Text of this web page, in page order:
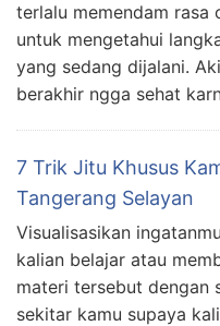
terlalu memendam rasa
untuk mengetahui
yang sedang dijalani.
berakhir ngga sehat
7 Trik Jitu Khusus
Tangerang Selayan
Visualisasikan
kalian belajar atau
materi tersebut dengan
sekitar kamu supaya